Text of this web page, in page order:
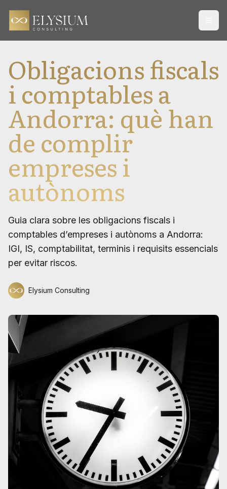
Obligacions fiscals
i comptables a
Andorra: què han
de complir
empreses i
autònoms
Guia clara sobre les obligacions fiscals i
comptables d’empreses i autònoms a Andorra:
IGI, IS, comptabilitat, terminis i requisits essencials
per evitar riscos.
Elysium Consulting